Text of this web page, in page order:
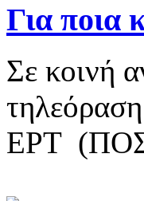
Για ποια
Σε κοινή
ΕΡΤ